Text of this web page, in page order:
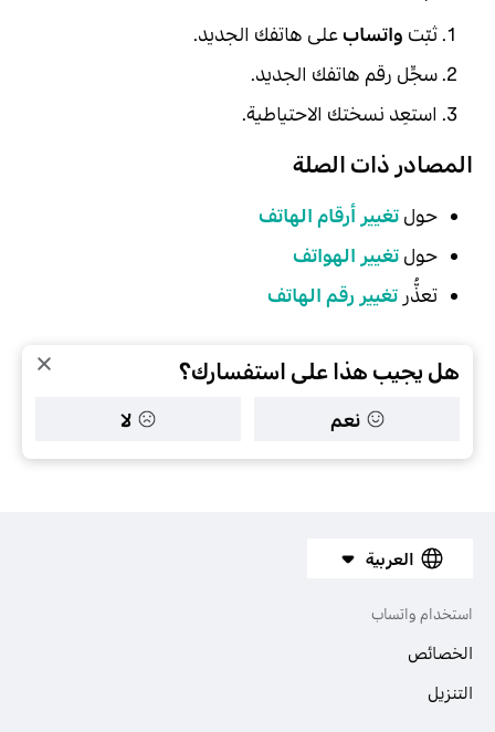
ثبّت واتسابعلى هاتفك الجديد.
سجِّل رقم هاتفك الجديد.
استعِد نسختك الاحتياطية.
المصادر ذات الصلة
حول تغيير أرقام الهاتف
حول تغيير الهواتف
تعذُّر تغيير رقم الهاتف
هل يجيب هذا على استفسارك؟
نعم لا
العربية
استخدام واتساب
الخصائص
التنزيل